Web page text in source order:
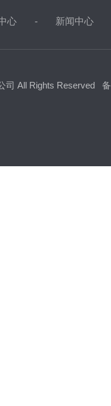
心 新闻中心
司 All Rights Reserved